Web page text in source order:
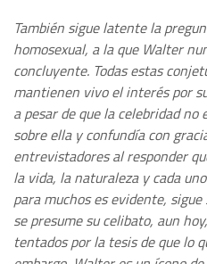
También sigue latente la
homosexual, a la que Walter
concluyente. Todas estas
mantienen vivo el interés por
a pesar de que la celebridad
sobre ella y confundía con
entrevistadores al responder
la vida, la naturaleza y cada
para muchos es evidente,
se presume su celibato, aun
tentados por la tesis de que lo